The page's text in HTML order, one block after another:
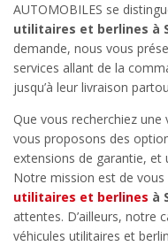
AUTOMOBILES se
utilitaires et berlines à
demande, nous vous
services allant de la
jusqu’à leur livraison
Que vous recherchiez une
vous proposons des
extensions de garantie, et
Notre mission est de vous
utilitaires et berlines à
attentes. D’ailleurs, notre
véhicules utilitaires et